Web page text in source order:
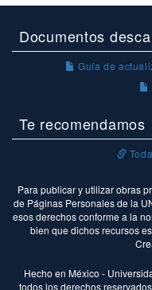
Documentos
Guía de
Te recomendamos
Para publicar y utilizar obras
de Páginas Personales de la
esos derechos conforme a la
bien que dichos recursos
Hecho en México -
todos los derechos